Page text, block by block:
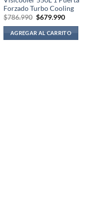
Forzado Turbo Cooling
$786.990 El
original
era:
$786.990.
$679.990El
actual
es:
$679.990.
AGREGAR AL CARRITO